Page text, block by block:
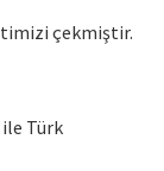
çekmiştir.
Türk